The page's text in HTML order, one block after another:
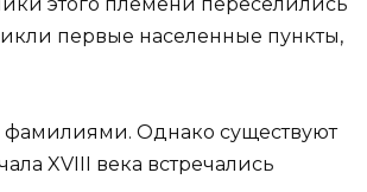
первые населенные пункты,
фамилиями. Однако существуют
XVIII века встречались